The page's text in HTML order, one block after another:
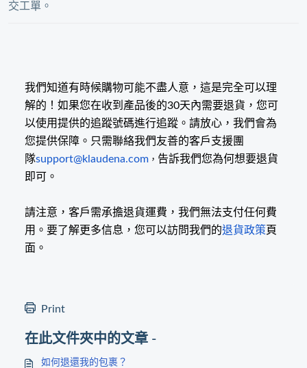
交工單。
我們知道有時候購物可能不盡人意，這是完全可以理
解的！如果您在收到產品後的30天內需要退貨，您可
以使用提供的追蹤號碼進行追蹤。請放心，我們會為
您提供保障。只需聯絡我們友善的客戶支援團
隊support@klaudena.com ， 告訴我們您為何想要退貨
即可。
請注意，客戶需承擔退貨運費，我們無法支付任何費
用。要了解更多信息，您可以訪問我們的退貨政策頁
面。
Print
在此文件夾中的文章 -
如何退還我的包裹？